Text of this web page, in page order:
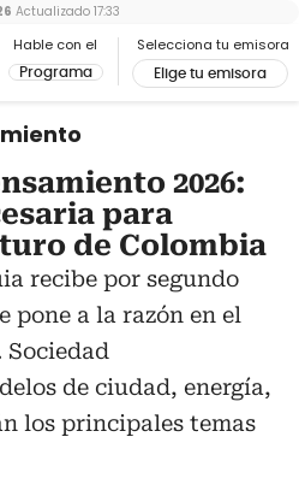
Hable con el
Programa
Selecciona tu emisora
Elige tu emisora
Actualizado 17:33
2026:
para
de Colombia
recibe por segundo
pone a la razón en el
Sociedad
de ciudad, energía,
los principales temas